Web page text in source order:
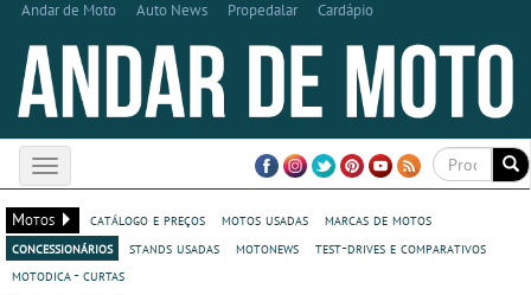
Andar de Moto Auto News Propedalar Cardápio
Toggle
navigation
Motos
catálogo e preços motos usadas
marcas de motos
concessionários
stands usadas motonews
test-drives e comparativos
motodica - curtas